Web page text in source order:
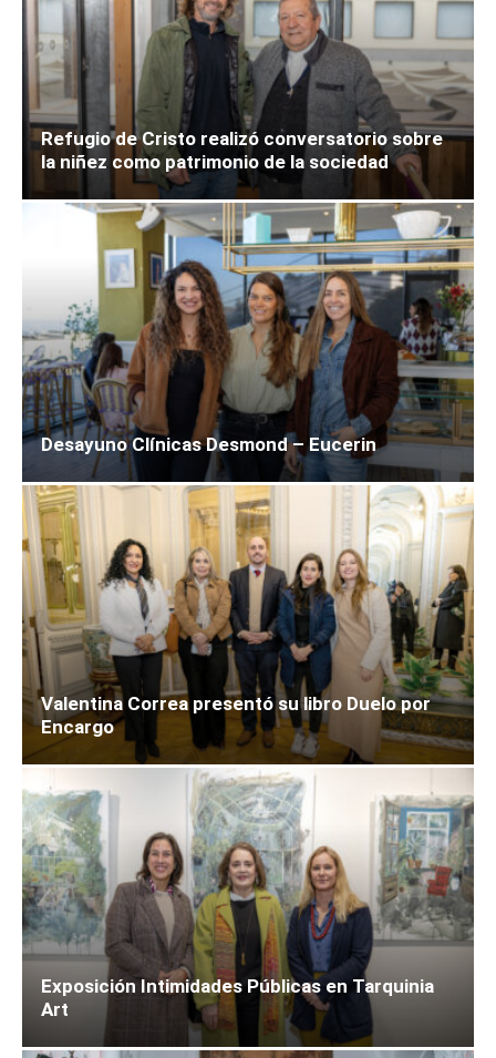
Refugio de Cristo realizó conversatorio sobre
la niñez como patrimonio de la sociedad
Desayuno Clínicas Desmond – Eucerin
Valentina Correa presentó su libro Duelo por
Encargo
Exposición Intimidades Públicas en Tarquinia
Art